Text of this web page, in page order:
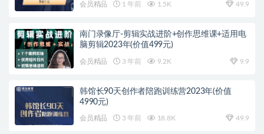
会员精品 1 年前 1.5K 49.9
南门录像厅-剪辑实战进阶+创作思维课+适用电
脑剪辑2023年(价值499元)
会员精品 3 年前 9.2K 9.9
韩馆长90天创作者陪跑训练营2023年(价值
4990元)
会员精品 3 年前 18.8K 49.9